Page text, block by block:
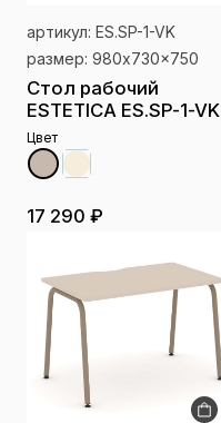
артикул: ES.SP-1-VK
размер: 980x730x750
Стол рабочий
ESTETICA ES.SP-1-VK
Цвет
17 290 ₽